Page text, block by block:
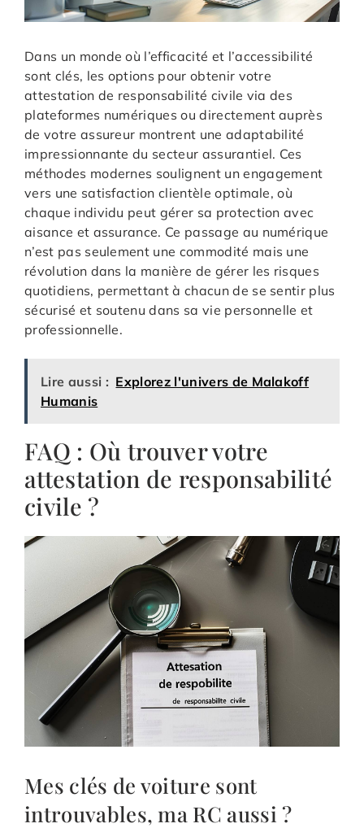
Dans un monde où l’efficacité et l’accessibilité
sont clés, les options pour obtenir votre
attestation de responsabilité civile via des
plateformes numériques ou directement auprès
de votre assureur montrent une adaptabilité
impressionnante du secteur assurantiel. Ces
méthodes modernes soulignent un engagement
vers une satisfaction clientèle optimale, où
chaque individu peut gérer sa protection avec
aisance et assurance. Ce passage au numérique
n’est pas seulement une commodité mais une
révolution dans la manière de gérer les risques
quotidiens, permettant à chacun de se sentir plus
sécurisé et soutenu dans sa vie personnelle et
professionnelle.
Lire aussi : Explorez l'univers de Malakoff
Humanis
FAQ : Où trouver votre
attestation de responsabilité
civile ?
Mes clés de voiture sont
introuvables, ma RC aussi ?